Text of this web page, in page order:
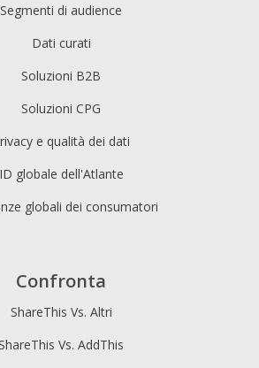
Segmenti di audience
Dati curati
Soluzioni B2B
Soluzioni CPG
e qualità dei dati
ID globale dell'Atlante
globali dei consumatori
Confronta
ShareThis Vs. Altri
ShareThis Vs. AddThis